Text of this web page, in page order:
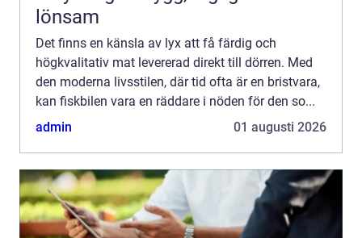
lönsam
Det finns en känsla av lyx att få färdig och
högkvalitativ mat levererad direkt till dörren. Med
den moderna livsstilen, där tid ofta är en bristvara,
kan fiskbilen vara en räddare i nöden för den so...
admin
01 augusti 2026